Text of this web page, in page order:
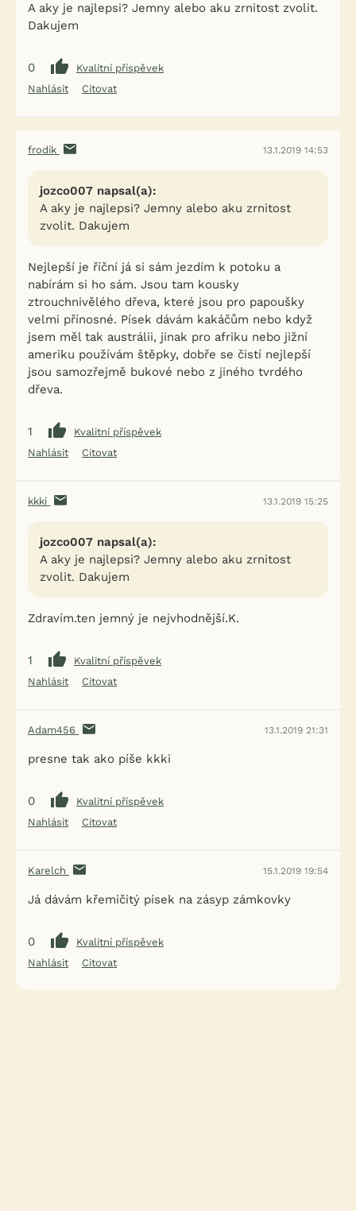
A aky je najlepsi? Jemny alebo aku zrnitost zvolit.
Dakujem
0
Kvalitní příspěvek
Nahlásit
Citovat
frodik 13.1.2019 14:53
jozco007 napsal(a):
A aky je najlepsi? Jemny alebo aku zrnitost
zvolit. Dakujem
Nejlepší je říční já si sám jezdím k potoku a
nabírám si ho sám. Jsou tam kousky
ztrouchnivělého dřeva, které jsou pro papoušky
velmi přínosné. Písek dávám kakáčům nebo když
jsem měl tak austrálii, jinak pro afriku nebo jižní
ameriku používám štěpky, dobře se čistí nejlepší
jsou samozřejmě bukové nebo z jiného tvrdého
dřeva.
1
Kvalitní příspěvek
Nahlásit
Citovat
kkki 13.1.2019 15:25
jozco007 napsal(a):
A aky je najlepsi? Jemny alebo aku zrnitost
zvolit. Dakujem
Zdravím.ten jemný je nejvhodnější.K.
1
Kvalitní příspěvek
Nahlásit
Citovat
Adam456 13.1.2019 21:31
presne tak ako píše kkki
0
Kvalitní příspěvek
Nahlásit
Citovat
Karelch 15.1.2019 19:54
Já dávám křemičitý písek na zásyp zámkovky
0
Kvalitní příspěvek
Nahlásit
Citovat